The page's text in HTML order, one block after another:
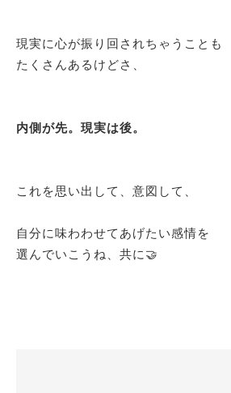
現実に心が振り回されちゃうことも
たくさんあるけどさ、
内側が先。現実は後。
これを思い出して、意図して、
自分に味わわせてあげたい感情を
選んでいこうね、共に🤝